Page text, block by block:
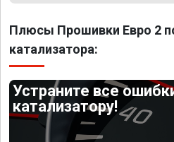
Плюсы Прошивки Евро 2
катализатора:
Устраните все
катализатору!